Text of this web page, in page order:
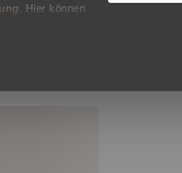
. Hier können
und